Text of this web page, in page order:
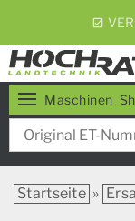
5%
Maschinen
Startseite »